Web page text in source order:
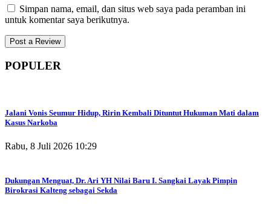
Simpan nama, email, dan situs web saya pada peramban ini
untuk komentar saya berikutnya.
POPULER
Jalani Vonis Seumur Hidup, Ririn Kembali Dituntut Hukuman Mati dalam
Kasus Narkoba
Rabu, 8 Juli 2026 10:29
Dukungan Menguat, Dr. Ari YH Nilai Baru I. Sangkai Layak Pimpin
Birokrasi Kalteng sebagai Sekda